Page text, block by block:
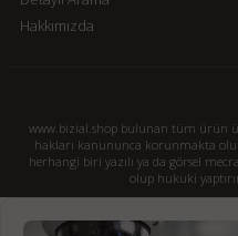
Hakkımızda
www.bizial.shop bulunan tüm ürün
hakları kanununca korunmakta
herhangi biri yazılı ya da görsel
olup hukuki